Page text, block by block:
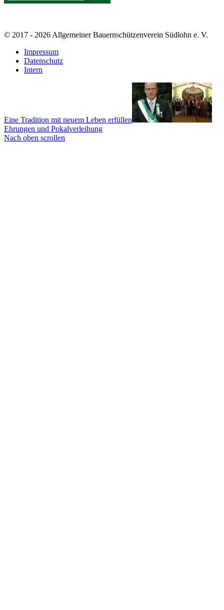
© 2017 - 2026 Allgemeiner Bauernschützenverein Südlohn e. V.
Impressum
Datenschutz
Intern
Eine Tradition mit neuem Leben erfüllen
Ehrungen und Pokalverleihung
Nach oben scrollen